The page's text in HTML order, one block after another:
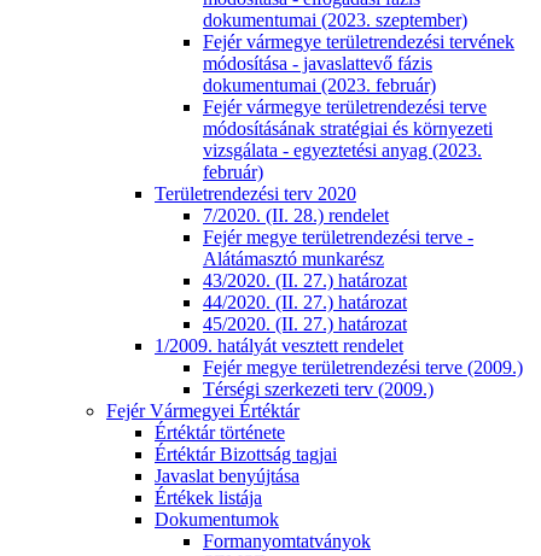
dokumentumai (2023. szeptember)
Fejér vármegye területrendezési tervének
módosítása - javaslattevő fázis
dokumentumai (2023. február)
Fejér vármegye területrendezési terve
módosításának stratégiai és környezeti
vizsgálata - egyeztetési anyag (2023.
február)
Területrendezési terv 2020
7/2020. (II. 28.) rendelet
Fejér megye területrendezési terve -
Alátámasztó munkarész
43/2020. (II. 27.) határozat
44/2020. (II. 27.) határozat
45/2020. (II. 27.) határozat
1/2009. hatályát vesztett rendelet
Fejér megye területrendezési terve (2009.)
Térségi szerkezeti terv (2009.)
Fejér Vármegyei Értéktár
Értéktár története
Értéktár Bizottság tagjai
Javaslat benyújtása
Értékek listája
Dokumentumok
Formanyomtatványok